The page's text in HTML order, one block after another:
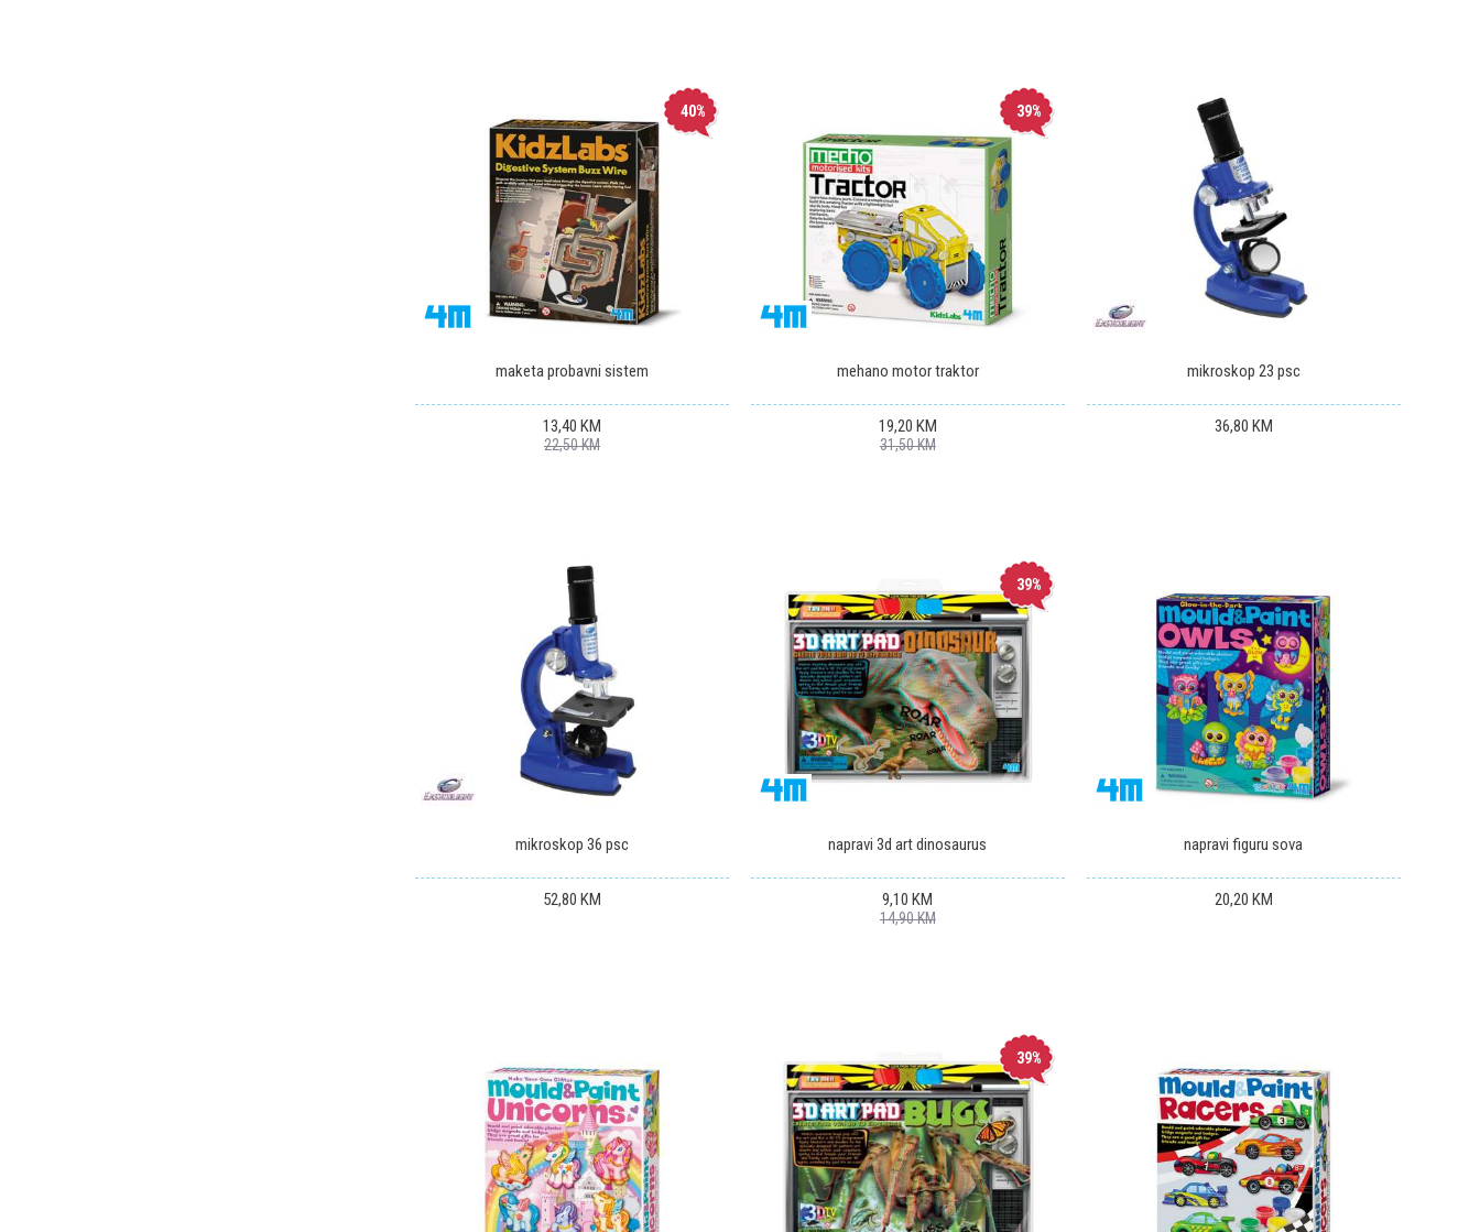
40%
maketa probavni sistem
13,40 KM
22,50KM
39%
mehano motor traktor
19,20 KM
31,50KM
mikroskop 23 psc
36,80 KM
mikroskop 36 psc
52,80 KM
39%
napravi 3d art dinosaurus
9,10KM
14,90KM
napravi figuru sova
20,20 KM
39%